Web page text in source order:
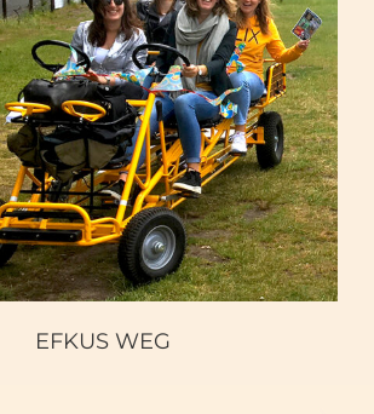
EFKUS WEG
EFKUS WEG